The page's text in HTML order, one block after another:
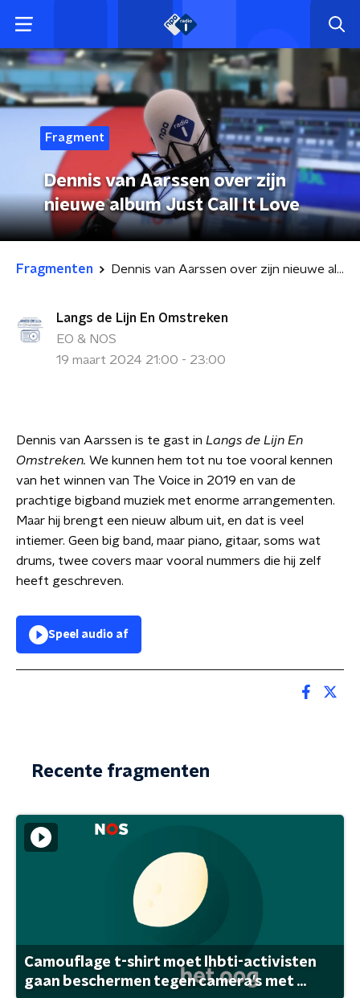
Fragment
Dennis van Aarssen over zijn
nieuwe album Just Call It Love
Fragmenten Dennis van Aarssen over zijn nieuwe album Just Call It Love
Langs de Lijn En Omstreken
EO & NOS
19 maart 2024 21:00 - 23:00
Dennis van Aarssen is te gast in Langs de Lijn En
Omstreken. We kunnen hem tot nu toe vooral kennen
van het winnen van The Voice in 2019 en van de
prachtige bigband muziek met enorme arrangementen.
Maar hij brengt een nieuw album uit, en dat is veel
intiemer. Geen big band, maar piano, gitaar, soms wat
drums, twee covers maar vooral nummers die hij zelf
heeft geschreven.
Speel audio af
Recente fragmenten
Camouflage t-shirt moet lhbti-activisten
gaan beschermen tegen camera's met ...